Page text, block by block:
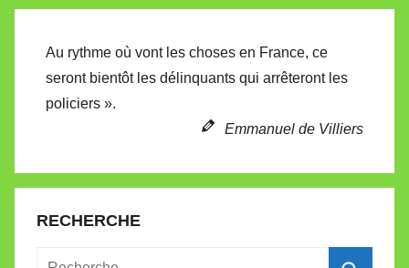
Au rythme où vont les choses en France, ce
seront bientôt les délinquants qui arrêteront les
policiers ».
Emmanuel de Villiers
RECHERCHE
Recherche